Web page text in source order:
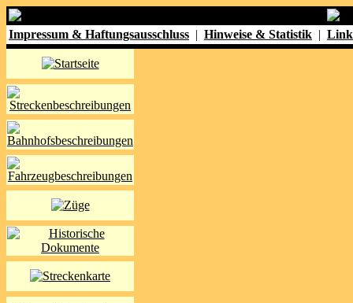
Impressum & Haftungsausschluss | Hinweise & Statistik |